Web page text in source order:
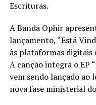
Escrituras.
A Banda Ophir
lançamento, “Está
às plataformas digitais
A canção integra o EP
vem sendo lançado ao
nova fase ministerial